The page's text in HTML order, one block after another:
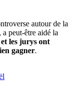
autour de la
peut-être aidé la
les jurys ont
gagner.